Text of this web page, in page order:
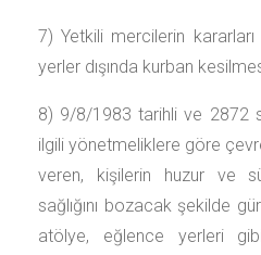
7) Yetkili mercilerin
yerler dışında kurban
8) 9/8/1983 tarihli ve 2872
ilgili yönetmeliklere göre
veren, kişilerin huzur ve
sağlığını bozacak şekilde
atölye, eğlence yerleri